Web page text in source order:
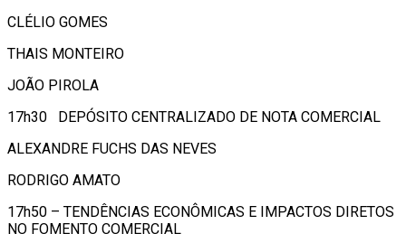
CLÉLIO GOMES
THAIS MONTEIRO
JOÃO PIROLA
17h30 DEPÓSITO CENTRALIZADO DE NOTA COMERCIAL
ALEXANDRE FUCHS DAS NEVES
RODRIGO AMATO
17h50 – TENDÊNCIAS ECONÔMICAS E IMPACTOS DIRETOS
NO FOMENTO COMERCIAL